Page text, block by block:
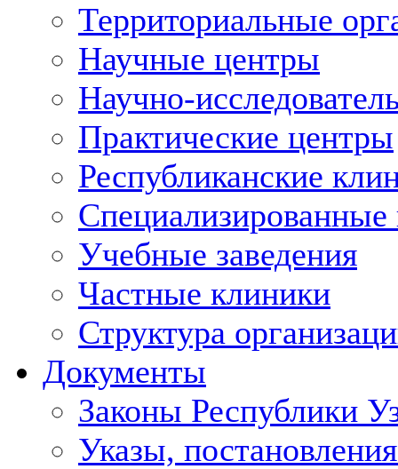
Территориальные
Научные центры
Научно-
Практические центры
Республиканские
Учебные заведения
Частные клиники
Структура
Документы
Законы Республики
Указы,